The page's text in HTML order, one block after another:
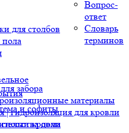
для столбов
забора
материалы
| гидроизоляция для кровли
дома
Вопрос-
ответ
Словарь
терминов
и софиты
кровли